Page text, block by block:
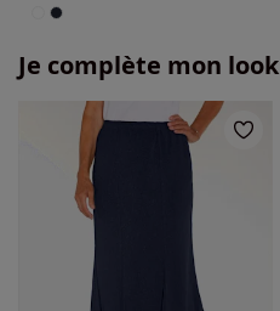
Je complète mon look